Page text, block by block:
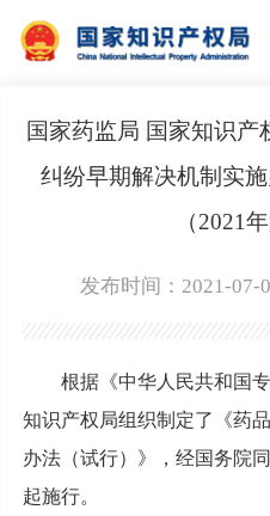
国家药监局 国家知识产
纠纷早期解决机制实
（2021
发布时间：2021-07-
根据《中华人民共和国
知识产权局组织制定了《药
办法（试行）》，经国务院
起施行。